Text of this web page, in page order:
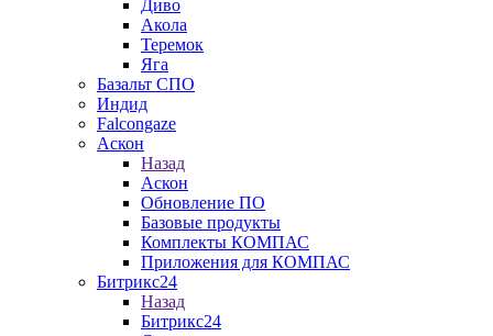
Диво
Акола
Теремок
Яга
Базальт СПО
Индид
Falcongaze
Аскон
Назад
Аскон
Обновление ПО
Базовые продукты
Комплекты КОМПАС
Приложения для КОМПАС
Битрикс24
Назад
Битрикс24